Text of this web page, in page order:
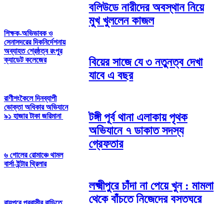
শিক্ষক-অভিভাবক ও
সেনাসদরের দিকনির্দেশনায়
অব্যাহত শ্রেষ্ঠত্ব রংপুর
ক্যাডেট কলেজের
রাণীশংকৈলে দিনব্যাপী
ভোক্তা অধিকার অভিযানে
৯১ হাজার টাকা জরিমানা
৬ গোলের রোমাঞ্চে থামল
বার্সা-ইন্টার থ্রিলার
বলিউডে নারীদের অবস্থান নিয়ে
মুখ খুললেন কাজল
বিয়ের সাজে যে ৩ নতুনত্ব দেখা
যাবে এ বছর
টঙ্গী পূর্ব থানা এলাকায় পৃথক
অভিযানে ৭ ডাকাত সদস্য
গ্রেফতার
লক্ষ্মীপুরে চাঁদা না পেয়ে খুন : মামলা
থেকে বাঁচতে নিজেদের বসতঘরে